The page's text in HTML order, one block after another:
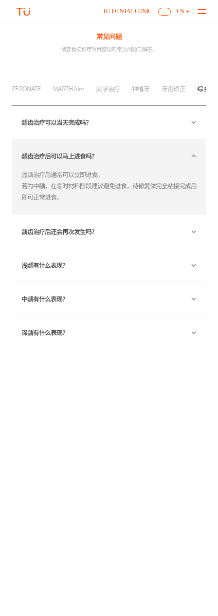
TU DENTAL CLINIC CN
FAQ
常见问题
请查看按诊疗项目整理的常见问题与解答。
ZERONATE MARTH film 美学治疗 种植牙 牙齿矫正 综合牙
龋齿治疗可以当天完成吗？
龋齿治疗后可以马上进食吗？
浅龋治疗后通常可以立即进食。
若为中龋，在临时材料阶段建议避免进食，待修复体完全粘接完成后
即可正常进食。
龋齿治疗后还会再次发生吗？
浅龋有什么表现？
中龋有什么表现？
深龋有什么表现？